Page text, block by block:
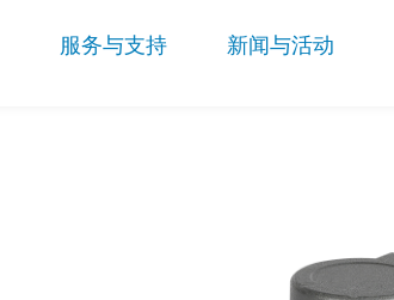
服务与支持 新闻与活动